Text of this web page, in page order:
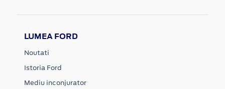
LUMEA FORD
Noutati
Istoria Ford
Mediu inconjurator